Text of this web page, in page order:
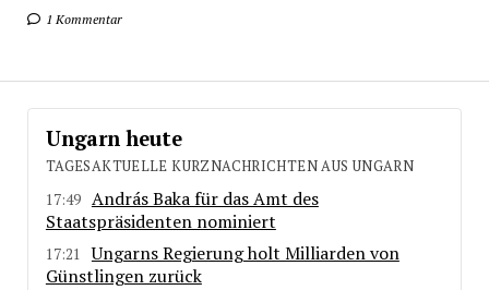
1 Kommentar
Ungarn heute
TAGESAKTUELLE KURZNACHRICHTEN AUS UNGARN
17:49 András Baka für das Amt des
Staatspräsidenten nominiert
17:21
Ungarns Regierung holt Milliarden von
Günstlingen zurück